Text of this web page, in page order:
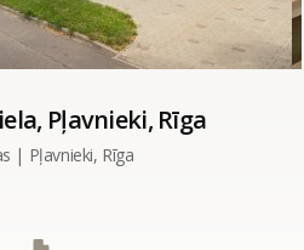
Pļavnieki, Rīga
| Pļavnieki, Rīga